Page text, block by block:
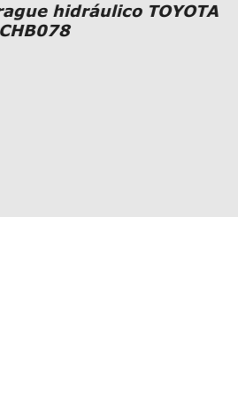
hidráulico TOYOTA
CHB078